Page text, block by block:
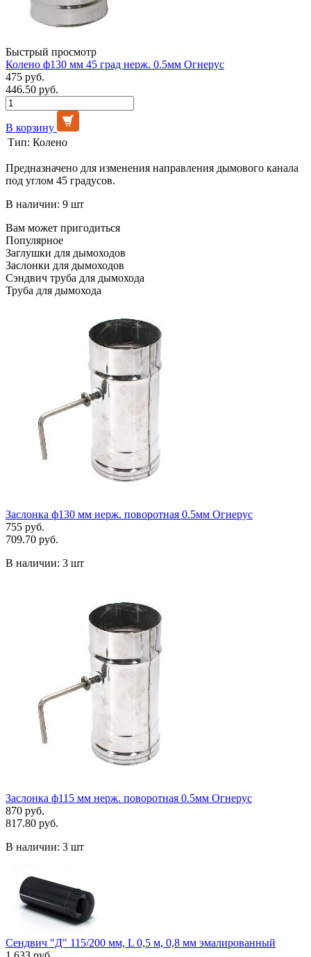
Быстрый просмотр
Колено ф130 мм 45 град нерж. 0.5мм Огнерус
475 руб.
446.50 руб.
В корзину
Тип: Колено
Предназначено для изменения направления дымового канала
под углом 45 градусов.
В наличии: 9 шт
Вам может пригодиться
Популярное
Заглушки для дымоходов
Заслонки для дымоходов
Сэндвич труба для дымохода
Труба для дымохода
Заслонка ф130 мм нерж. поворотная 0.5мм Огнерус
755 руб.
709.70 руб.
В наличии: 3 шт
Заслонка ф115 мм нерж. поворотная 0.5мм Огнерус
870 руб.
817.80 руб.
В наличии: 3 шт
Сендвич "Д" 115/200 мм, L 0,5 м, 0,8 мм эмалированный